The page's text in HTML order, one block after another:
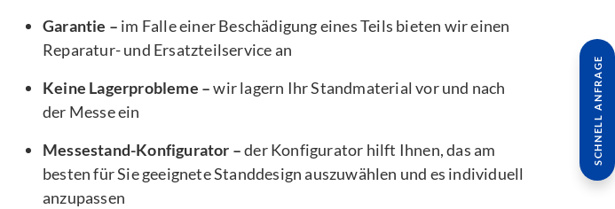
Garantie – im Falle einer Beschädigung eines Teils bieten wir einen
Reparatur- und Ersatzteilservice an
Keine Lagerprobleme –wir lagern Ihr Standmaterial vor und nach
der Messe ein
Messestand-Konfigurator –der Konfigurator hilft Ihnen, das am
besten für Sie geeignete Standdesign auszuwählen und es individuell
anzupassen
SCHNELL ANFRAGE